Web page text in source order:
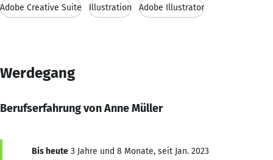
Adobe Creative Suite Illustration Adobe Illustrator
Werdegang
Berufserfahrung von Anne Müller
Bis heute 3 Jahre und 8 Monate, seit Jan. 2023